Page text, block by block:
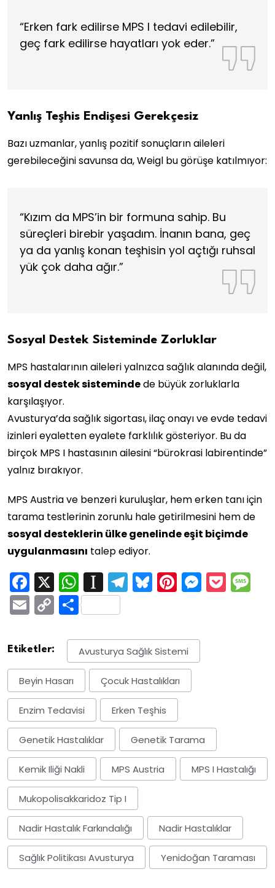
“Erken fark edilirse MPS I tedavi edilebilir,
geç fark edilirse hayatları yok eder.”
Yanlış Teşhis Endişesi Gerekçesiz
Bazı uzmanlar, yanlış pozitif sonuçların aileleri
gerebileceğini savunsa da, Weigl bu görüşe katılmıyor:
“Kızım da MPS’in bir formuna sahip. Bu
süreçleri birebir yaşadım. İnanın bana, geç
ya da yanlış konan teşhisin yol açtığı ruhsal
yük çok daha ağır.”
Sosyal Destek Sisteminde Zorluklar
MPS hastalarının aileleri yalnızca sağlık alanında değil,
sosyal destek sistemindede büyük zorluklarla
karşılaşıyor.
Avusturya’da sağlık sigortası, ilaç onayı ve evde tedavi
izinleri eyaletten eyalete farklılık gösteriyor. Bu da
birçok MPS I hastasının ailesini “bürokrasi labirentinde”
yalnız bırakıyor.
MPS Austria ve benzeri kuruluşlar, hem erken tanı için
tarama testlerinin zorunlu hale getirilmesini hem de
sosyal desteklerin ülke genelinde eşit biçimde
uygulanmasını talep ediyor.
Facebook
X WhatsApp
Instapaper
Telegram
Bluesky
Pinterest
EmailCopy
Link
Share
Etiketler: Avusturya Sağlık Sistemi
Beyin Hasarı Çocuk Hastalıkları
Enzim Tedavisi Erken Teşhis
Genetik Hastalıklar Genetik Tarama
Kemik Iliği Nakli MPS Austria MPS I Hastalığı
Mukopolisakkaridoz Tip I
Nadir Hastalık Farkındalığı Nadir Hastalıklar
Sağlık Politikası Avusturya Yenidoğan Taraması